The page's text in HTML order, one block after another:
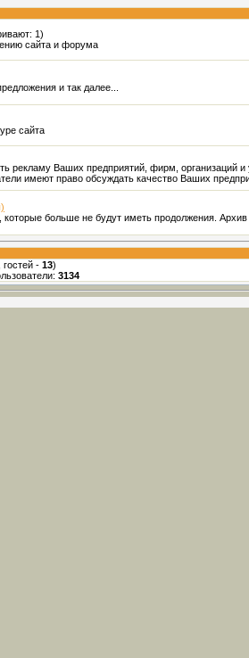
1)
сайта и форума
и так далее...
сайта
рекламу Ваших предприятий, фирм, организаций
имеют право обсуждать качество Ваших
больше не будут иметь продолжения. Архив
, гостей - 13)
3134